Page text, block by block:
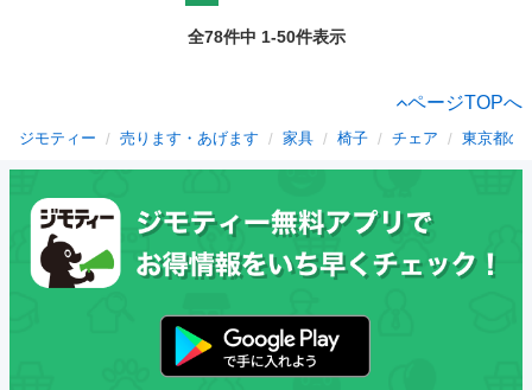
全78件中 1-50件表示
ページTOPへ
ジモティー 売ります・あげます 家具 椅子 チェア 東京都の